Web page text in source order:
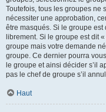
Toutefois, tous les groupes ne
nécessiter une approbation,
être masqués. Si le groupe
librement. Si le groupe est dit
groupe mais votre demande
groupe. Ce dernier pourra
le groupe et ainsi décider s’il
pas le chef de groupe s’il
Haut